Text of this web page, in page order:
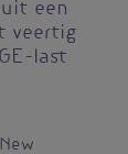
een
veertig
last